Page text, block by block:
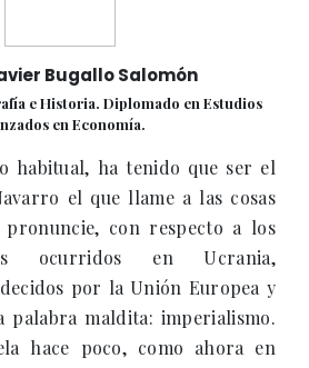
Bugallo Salomón
e Historia. Diplomado en Estudios
en Economía.
habitual, ha tenido que ser el
el que llame a las cosas
con respecto a los
ocurridos en Ucrania,
por la Unión Europea y
palabra maldita: imperialismo.
hace poco, como ahora en